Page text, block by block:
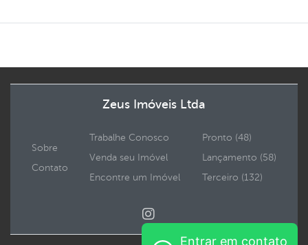
Zeus Imóveis Ltda
Sobre
Contato
Trabalhe Conosco
Venda seu Imóvel
Encontre um Imóvel
Pronto (48)
Lançamento (58)
Terceiro (132)
Entrar em contato